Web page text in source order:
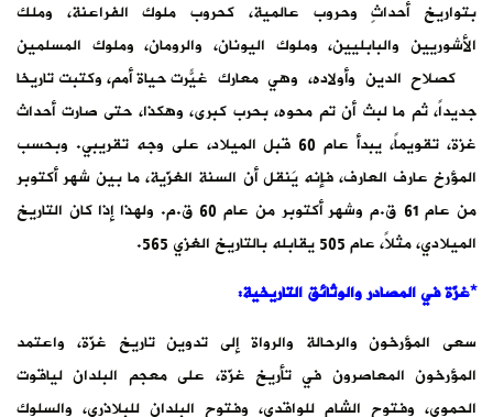
بتواريخ أحداثٍ وحروب عالمية، كحروب ملوك الفراعنة، وملك
الأشوريين والبابليين، وملوك اليونان، والرومان، وملوك المسلمين
كصلاح الدين وأولاده، وهي معارك غيّرت حياة أمم، وكتبت تاريخاً
جديداً، ثم ما لبث أن تم محوه، بحرب كبرى، وهكذا، حتى صارت أحداث
غزة، تقويماً، يبدأ عام 60 قبل الميلاد، على وجه تقريبي. وبحسب
المؤرخ عارف العارف، فإنه يَنقل أن السنة الغزّية، ما بين شهر أكتوبر
من عام 61 ق.م وشهر أكتوبر من عام 60 ق.م. ولهذا إذا كان التاريخ
الميلادي، مثلاً، عام 505 يقابله بالتاريخ الغزي 565.
*غزّة في المصادر والوثائق التاريخية:
سعى المؤرخون والرحالة والرواة إلى تدوين تاريخ غزّة، واعتمد
المؤرخون المعاصرون في تأريخ غزّة، على معجم البلدان لياقوت
الحموي، وفتوح الشام للواقدي، وفتوح البلدان للبلاذري، والسلوك